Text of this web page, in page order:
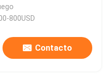
800USD
Contacto